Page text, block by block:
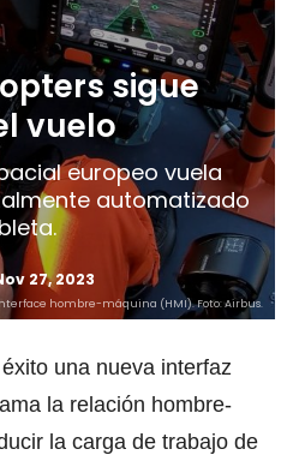
sigue
vuelo
europeo vuela
automatizado
27, 2023
hombre-máquina (HMI). Foto: Airbus.
una nueva interfaz
la relación hombre-
la carga de trabajo de